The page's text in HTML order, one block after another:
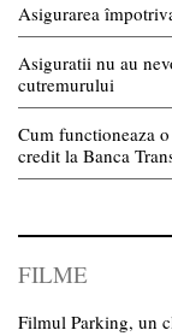
Asigurarea
Asiguratii nu au
cutremurului
Cum functioneaza
credit la Banca
FILME
Filmul Parking, un